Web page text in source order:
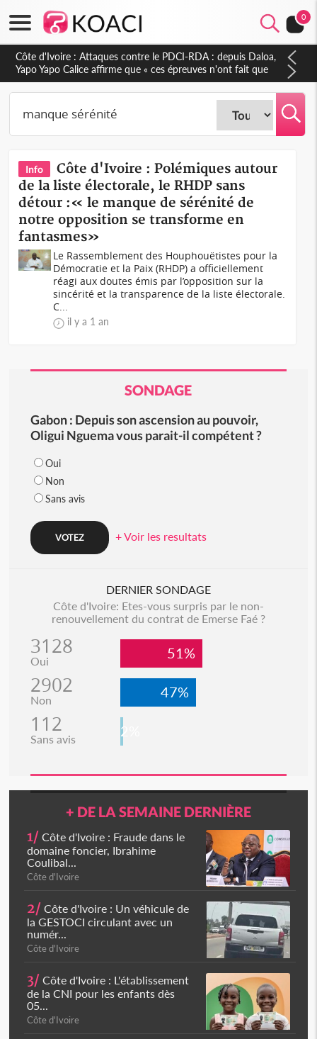
0
Côte d'Ivoire : Attaques contre le PDCI-RDA : depuis Daloa,
Yapo Yapo Calice affirme que « ces épreuves n'ont fait que
renforcer notre résilience »
Info
Côte d'Ivoire : Polémiques autour
de la liste électorale, le RHDP sans
détour :« le manque de sérénité de
notre opposition se transforme en
fantasmes»
Le Rassemblement des Houphouëtistes pour la
Démocratie et la Paix (RHDP) a officiellement
réagi aux doutes émis par l’opposition sur la
sincérité et la transparence de la liste électorale.
C...
il y a 1 an
SONDAGE
Gabon : Depuis son ascension au pouvoir,
Oligui Nguema vous parait-il compétent ?
Oui
Non
Sans avis
+ Voir les resultats
DERNIER SONDAGE
Côte d'Ivoire: Etes-vous surpris par le non-
renouvellement du contrat de Emerse Faé ?
3128
Oui 51%
2902
Non 47%
112
Sans avis 2%
+ DE LA SEMAINE DERNIÈRE
1/ Côte d'Ivoire : Fraude dans le
domaine foncier, Ibrahime
Coulibal...
Côte d'Ivoire
2/ Côte d'Ivoire : Un véhicule de
la GESTOCI circulant avec un
numér...
Côte d'Ivoire
3/ Côte d'Ivoire : L'établissement
de la CNI pour les enfants dès
05...
Côte d'Ivoire